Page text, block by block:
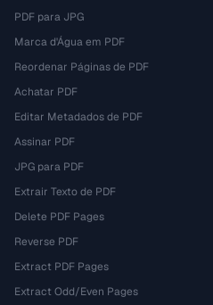
PDF para JPG
Marca d'Água em PDF
Reordenar Páginas de PDF
Achatar PDF
Editar Metadados de PDF
Assinar PDF
JPG para PDF
Extrair Texto de PDF
Delete PDF Pages
Reverse PDF
Extract PDF Pages
Extract Odd/Even Pages